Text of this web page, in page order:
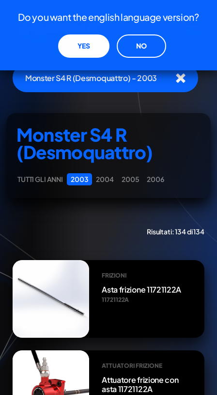
Monster S4 R (Desmoquattro) - 2003
Monster S4 R
(Desmoquattro)
TUTTI GLI ANNI 2003 2004 2005 2006
Risultati:134 di 134
FRIZIONI
Asta frizione 11721122A
11721122A
ATTUATORI FRIZIONE
Attuatore frizione con
asta 11721122A
Do you want the english language version?
YES NO